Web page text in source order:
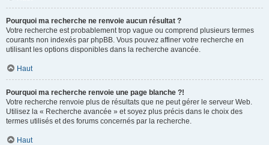
Pourquoi ma recherche ne renvoie aucun résultat ?
Votre recherche est probablement trop vague ou comprend plusieurs termes
courants non indexés par phpBB. Vous pouvez affiner votre recherche en
utilisant les options disponibles dans la recherche avancée.
Haut
Pourquoi ma recherche renvoie une page blanche ?!
Votre recherche renvoie plus de résultats que ne peut gérer le serveur Web.
Utilisez la « Recherche avancée » et soyez plus précis dans le choix des
termes utilisés et des forums concernés par la recherche.
Haut